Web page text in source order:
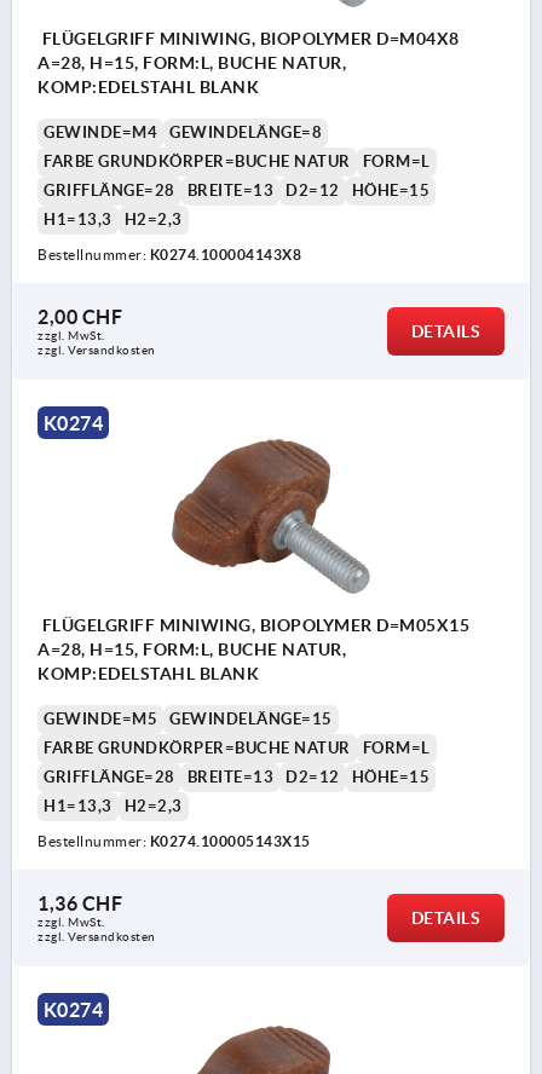
FLÜGELGRIFF MINIWING, BIOPOLYMER D=M04X8
A=28, H=15, FORM:L, BUCHE NATUR,
KOMP:EDELSTAHL BLANK
GEWINDE=M4
GEWINDELÄNGE=8
FARBE GRUNDKÖRPER=BUCHE NATUR
FORM=L
GRIFFLÄNGE=28
BREITE=13 D2=12
HÖHE=15
H1=13,3
H2=2,3
Bestellnummer: K0274.100004143X8
2,00 CHF
zzgl. MwSt.
zzgl. Versandkosten
DETAILS
K0274
FLÜGELGRIFF MINIWING, BIOPOLYMER D=M05X15
A=28, H=15, FORM:L, BUCHE NATUR,
KOMP:EDELSTAHL BLANK
GEWINDE=M5
GEWINDELÄNGE=15
FARBE GRUNDKÖRPER=BUCHE NATUR
FORM=L
GRIFFLÄNGE=28
BREITE=13 D2=12
HÖHE=15
H1=13,3
H2=2,3
Bestellnummer: K0274.100005143X15
1,36 CHF
zzgl. MwSt.
zzgl. Versandkosten
DETAILS
K0274